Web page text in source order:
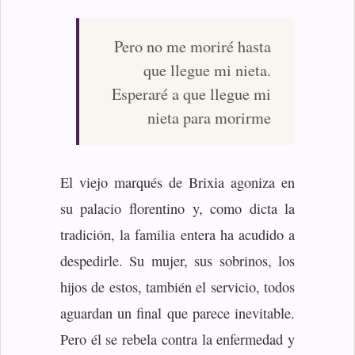
Pero no me moriré hasta
que llegue mi nieta.
Esperaré a que llegue mi
nieta para morirme
El viejo marqués de Brixia agoniza en
su palacio florentino y, como dicta la
tradición, la familia entera ha acudido a
despedirle. Su mujer, sus sobrinos, los
hijos de estos, también el servicio, todos
aguardan un final que parece inevitable.
Pero él se rebela contra la enfermedad y